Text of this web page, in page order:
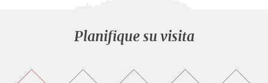
Planifique su visita